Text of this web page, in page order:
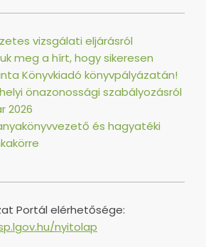
vizsgálati eljárásról
meg a hírt, hogy sikeresen
Könyvkiadó könyvpályázatán!
önazonossági szabályozásról
2026
és hagyatéki
Portál elérhetősége:
nyitolap